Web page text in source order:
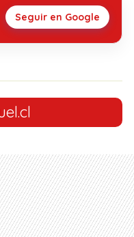
Seguir en Google